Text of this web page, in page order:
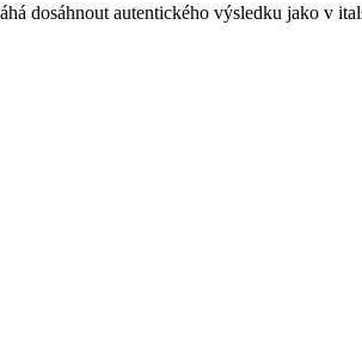
dosáhnout autentického výsledku jako v